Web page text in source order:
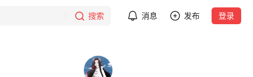
搜索 消息 发布 登录